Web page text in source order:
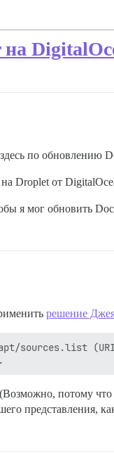
по обновлению
Droplet от
я мог обновить
решение
sources.list
потому
представления,